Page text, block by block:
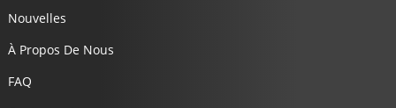
Nouvelles
À Propos De Nous
FAQ